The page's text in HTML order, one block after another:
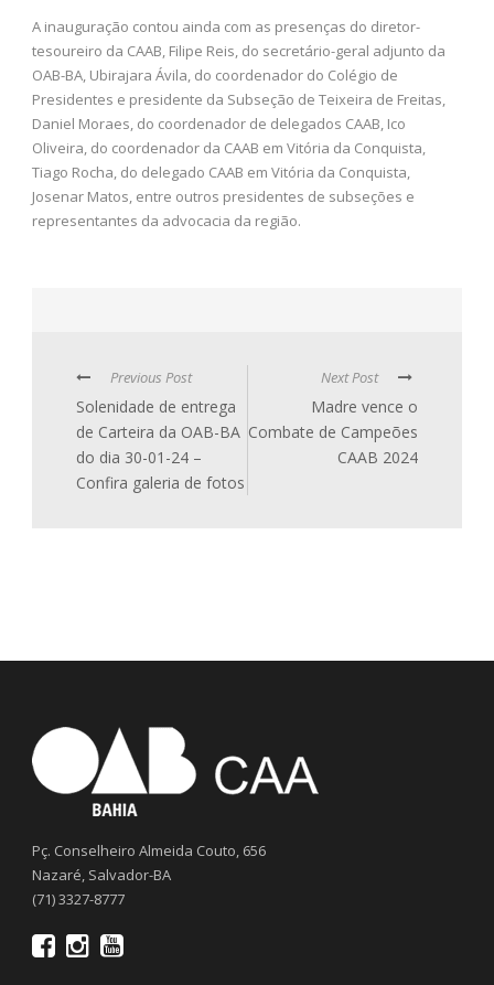
A inauguração contou ainda com as presenças do diretor-
tesoureiro da CAAB, Filipe Reis, do secretário-geral adjunto da
OAB-BA, Ubirajara Ávila, do coordenador do Colégio de
Presidentes e presidente da Subseção de Teixeira de Freitas,
Daniel Moraes, do coordenador de delegados CAAB, Ico
Oliveira, do coordenador da CAAB em Vitória da Conquista,
Tiago Rocha, do delegado CAAB em Vitória da Conquista,
Josenar Matos, entre outros presidentes de subseções e
representantes da advocacia da região.
Previous Post
Solenidade de entrega
de Carteira da OAB-BA
do dia 30-01-24 –
Confira galeria de fotos
Next Post
Madre vence o
Combate de Campeões
CAAB 2024
Pç. Conselheiro Almeida Couto, 656
Nazaré, Salvador-BA
(71) 3327-8777